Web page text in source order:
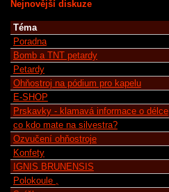
Nejnovější diskuze
Téma
Poradna
Bomb a TNT petardy
Petardy
Ohňostroj na pódium pro kapelu
E-SHOP
Prskavky - klamavá informace o délce
co kdo mate na silvestra?
Ozvučení ohňostroje
Konfety
IGNIS BRUNENSIS
Polokoule ,